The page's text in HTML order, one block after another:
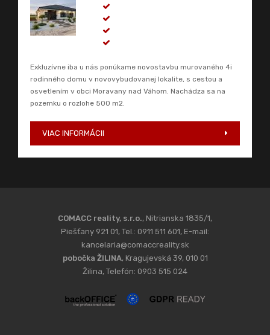
Exkluzívne iba u nás ponúkame novostavbu murovaného 4i
rodinného domu v novovybudovanej lokalite, s cestou a
osvetlením v obci Moravany nad Váhom. Nachádza sa na
pozemku o rozlohe 500 m2.
VIAC INFORMÁCII
COMACC reality, s.r.o., Nitrianska 1835/1,
Piešťany 921 01, Tel.: 0911 511 601, E-mail:
kancelaria@comaccreality.sk
pobočka ŽILINA, Kragujevská 39, 010 01
Žilina, Telefón: 0903 515 024